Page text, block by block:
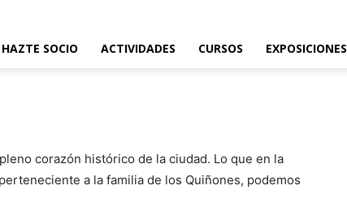
HAZTE SOCIO ACTIVIDADES CURSOS EXPOSICIONES
corazón histórico de la ciudad. Lo que en la
a la familia de los Quiñones, podemos